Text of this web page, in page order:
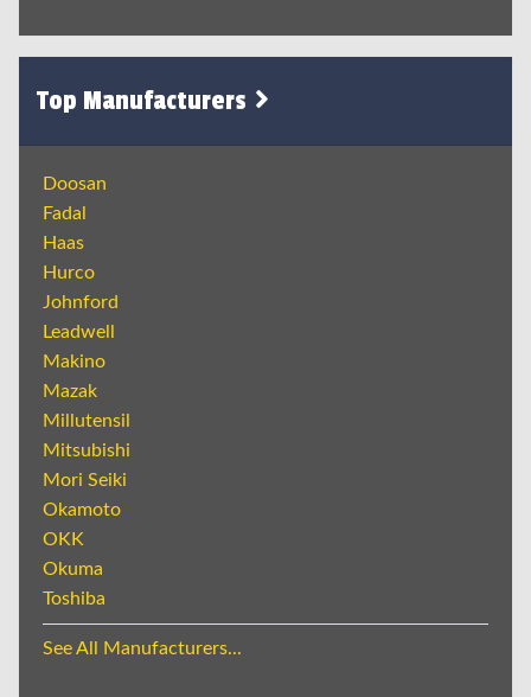
Top Manufacturers
Doosan
Fadal
Haas
Hurco
Johnford
Leadwell
Makino
Mazak
Millutensil
Mitsubishi
Mori Seiki
Okamoto
OKK
Okuma
Toshiba
See All Manufacturers...